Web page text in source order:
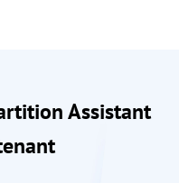
Assistant